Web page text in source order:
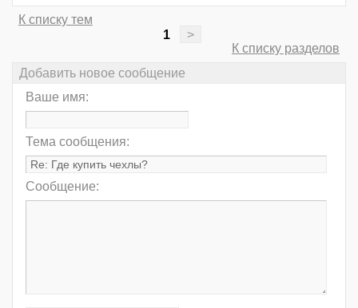
К списку тем
1
>
К списку разделов
Добавить новое сообщение
Ваше имя:
Тема сообщения:
Сообщение: